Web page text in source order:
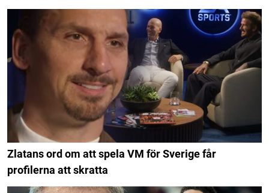
Zlatans ord om att spela VM för Sverige får
profilerna att skratta